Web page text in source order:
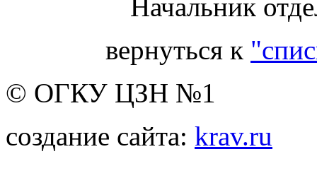
Начальник
вернуться к
© ОГКУ ЦЗН №1
создание сайта: krav.ru